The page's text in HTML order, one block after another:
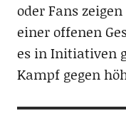
oder Fans
einer offenen
es in Initiativen
Kampf gegen